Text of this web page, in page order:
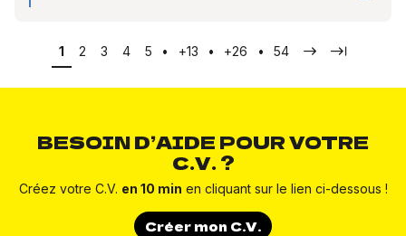
Pagination
Page actuelle
1 Page
2 Page
3 Page
4 Page
5 • Page
+13 • Page
+26 • Page
54 Page suivante
Dernière
BESOIN D’AIDE POUR VOTRE
C.V. ?
Créez votre C.V. en 10 min en cliquant sur le lien ci-dessous !
Créer mon C.V.